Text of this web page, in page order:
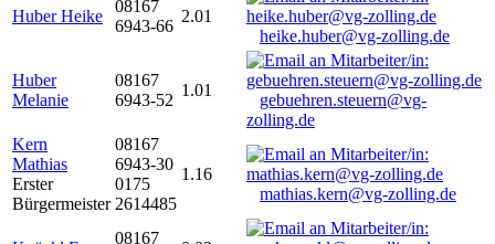
Huber Heike
08167
6943-66
2.01
heike.huber@vg-zolling.de
Huber
Melanie
08167
6943-52
1.01
gebuehren.steuern@vg-
zolling.de
Kern
Mathias
Erster
Bürgermeister
08167
6943-30
0175
2614485
1.16
mathias.kern@vg-zolling.de
08167